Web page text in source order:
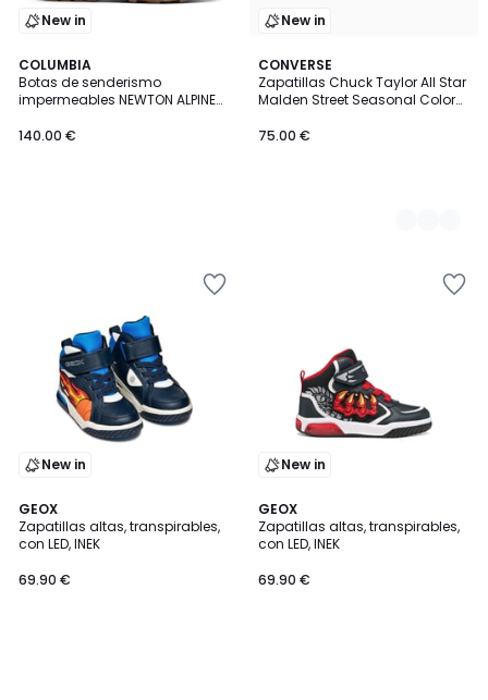
New in
COLUMBIA
Botas de senderismo
impermeables NEWTON ALPINE
140.00 €
New in
CONVERSE
Zapatillas Chuck Taylor All Star
Malden Street Seasonal Color
75.00 €
2
Colores
New in
GEOX
Zapatillas altas, transpirables,
con LED, INEK
69.90 €
New in
GEOX
Zapatillas altas, transpirables,
con LED, INEK
69.90 €